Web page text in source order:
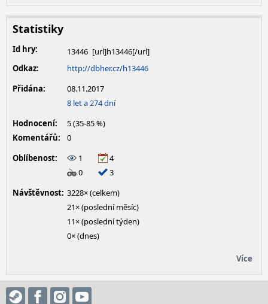
Statistiky
Id hry:
13446
Odkaz:
http://dbher.cz/h13446
Přidána:
08.11.2017
8 let a 274 dní
Hodnocení:
5 (35-85 %)
Komentářů:
0
Oblíbenost:
1
4
0
3
Návštěvnost: 3228× (celkem)
21× (poslední měsíc)
11× (poslední týden)
0× (dnes)
Více